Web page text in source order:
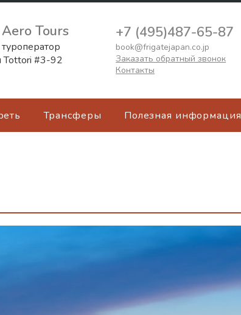
Tours
Tottori #3-92
+7 (495)487-65-87
book@frigatejapan.co.jp
Заказать обратный звонок
Контакты
Трансферы Полезная информация